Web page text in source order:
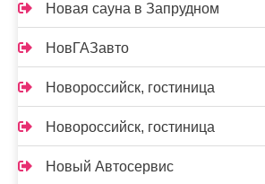
Новая сауна в Запрудном
НовГАЗавто
Новороссийск, гостиница
Новороссийск, гостиница
Новый Автосервис